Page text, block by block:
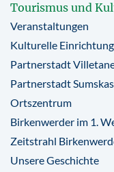
Tourismus und
Veranstaltungen
Kulturelle
Partnerstadt
Partnerstadt Sumskas
Ortszentrum
Birkenwerder im 1.
Zeitstrahl
Unsere Geschichte